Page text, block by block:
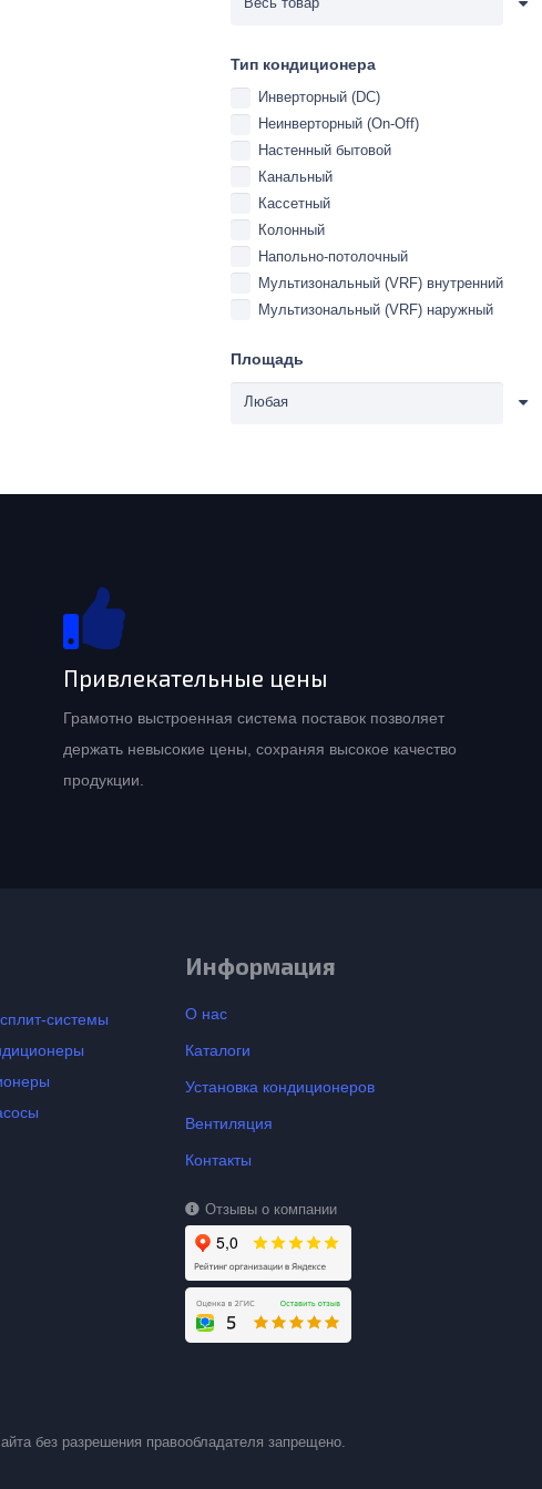
Тип кондиционера
Инверторный (DC)
Неинверторный (On-Off)
Настенный бытовой
Канальный
Кассетный
Колонный
Напольно-потолочный
Мультизональный (VRF) внутренний
Мультизональный (VRF) наружный
Площадь
Привлекательные цены
Грамотно выстроенная система поставок позволяет
держать невысокие цены, сохраняя высокое качество
продукции.
системы
Информация
О нас
Каталоги
Установка кондиционеров
Вентиляция
Контакты
Отзывы о компании
без разрешения правообладателя запрещено.